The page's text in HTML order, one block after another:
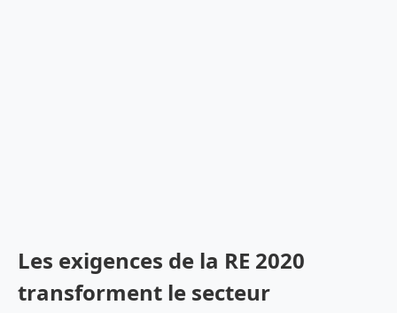
Les exigences de la RE 2020
transforment le secteur